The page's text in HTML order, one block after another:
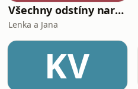
Všechny odstíny narcismu
Lenka a Jana
KV